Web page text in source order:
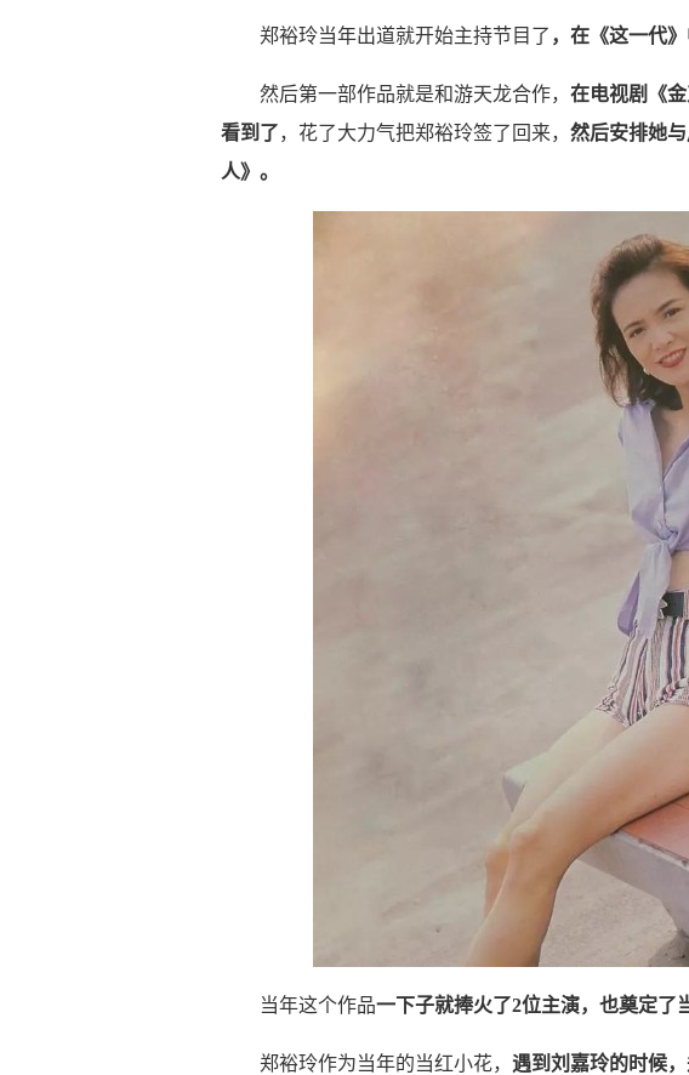
郑裕玲当年出道就开始主持节目了 ，在《这一代
然后第一部作品就是和游天龙合作， 在电视剧《
看到了，花了大力气把郑裕玲签了回来， 然后安排她
人》。
当年这个作品一下子就捧火了2位主演，也奠定了
郑裕玲作为当年的当红小花， 遇到刘嘉玲的时候